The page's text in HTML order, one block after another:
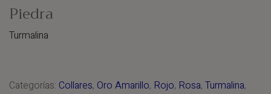
Piedra
Turmalina
Categorías: Collares, Oro Amarillo, Rojo, Rosa, Turmalina,